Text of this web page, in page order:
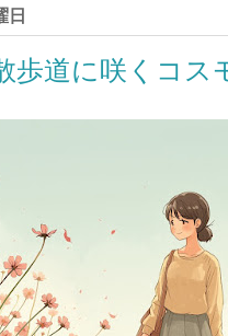
日
歩道に咲くコス